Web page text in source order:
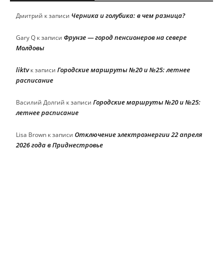
Дмитрий к записи Черника и голубика: в чем разница?
Gary Q к записи Фрунзе — город пенсионеров на севере
Молдовы
liktvк записи Городские маршруты №20 и №25: летнее
расписание
Василий Долгий к записи Городские маршруты №20 и №25:
летнее расписание
Lisa Brown к записи Отключение электроэнергии 22 апреля
2026 года в Приднестровье